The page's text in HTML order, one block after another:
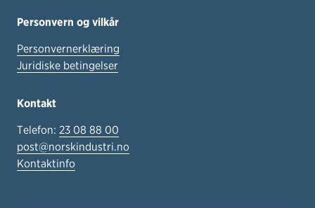
Personvern og vilkår
Personvernerklæring
Juridiske betingelser
Kontakt
Telefon: 23 08 88 00
post@norskindustri.no
Kontaktinfo